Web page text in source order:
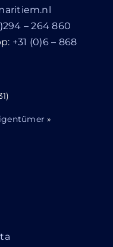
– 264 860
+31 (0)6 – 868
»